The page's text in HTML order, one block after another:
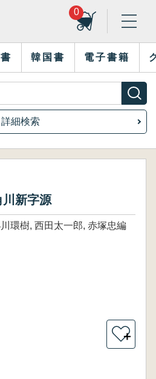
0
韓国書 電子書籍
詳細検索
川新字源
環樹, 西田太一郎, 赤塚忠編
＋